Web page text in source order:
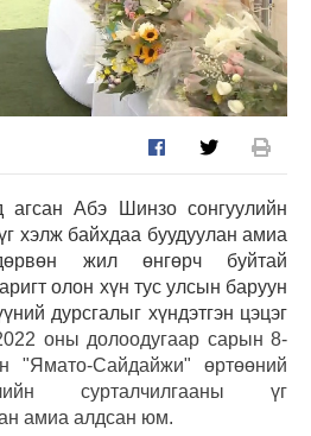
Абэ Шинзо сонгуулийн
хэлж байхдаа буудуулан амиа
жил өнгөрч буйтай
олон хүн тус улсын баруун
дурсгалыг хүндэтгэн цэцэг
оны долоодугаар сарын 8-
Сайдайжи" өртөөний
сурталчилгааны үг
амиа алдсан юм.